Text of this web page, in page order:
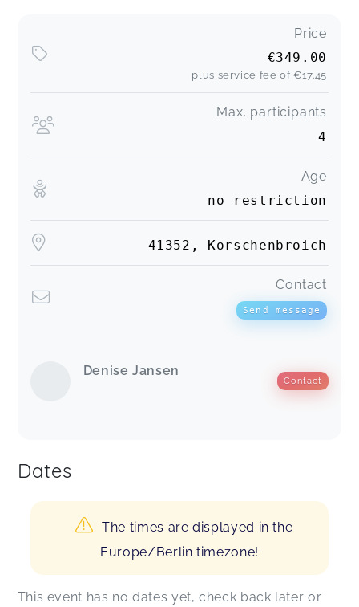
Price
€349.00
plus service fee of€17.45
Max. participants
4
Age
no restriction
41352, Korschenbroich
Contact
Send message
Denise Jansen
Contact
Dates
The times are displayed in the
Europe/Berlin timezone!
This event has no dates yet, check back later or